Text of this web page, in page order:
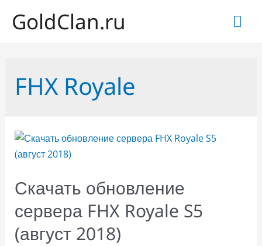
GoldClan.ru
FHX Royale
Скачать обновление
сервера FHX Royale S5
(август 2018)